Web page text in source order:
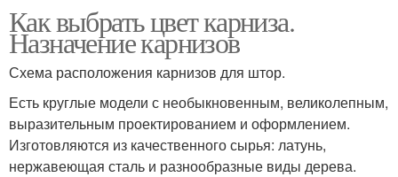
Как выбрать цвет карниза.
Назначение карнизов
Схема расположения карнизов для штор.
Есть круглые модели с необыкновенным, великолепным,
выразительным проектированием и оформлением.
Изготовляются из качественного сырья: латунь,
нержавеющая сталь и разнообразные виды дерева.